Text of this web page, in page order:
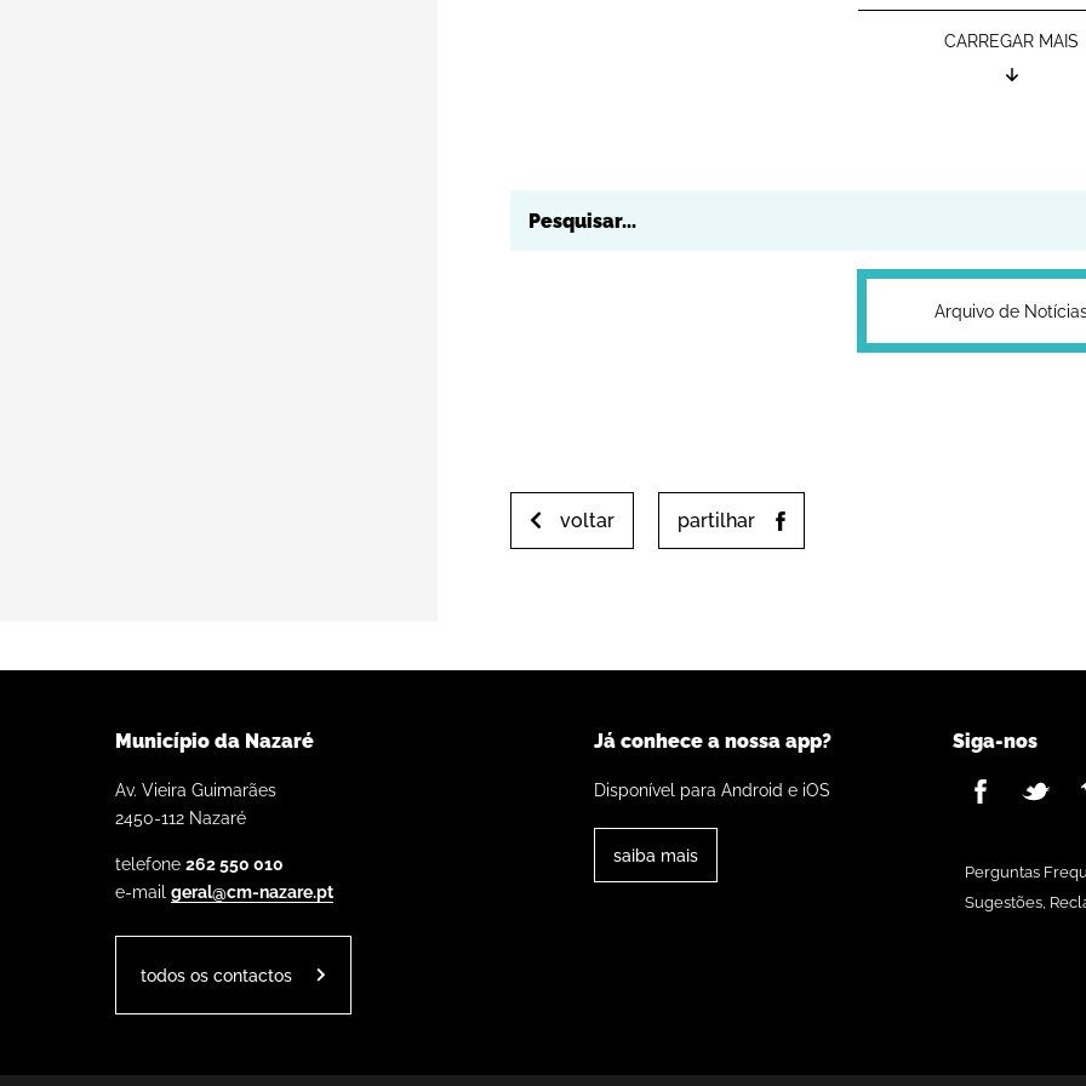
CARREGAR MAIS
Arquivo de
voltar partilhar
Município da Nazaré
Av. Vieira Guimarães
2450-112 Nazaré
telefone 262 550 010
e-mail geral@cm-nazare.pt
todos os contactos
Já conhece a nossa app?
Disponível para Android e iOS
saiba mais
Siga-nos
Perguntas
Sugestões,